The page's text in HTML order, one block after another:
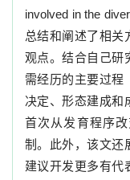
involved in the
总结和阐述了相关
观点。结合自己研
需经历的主要过程
决定、形态建成和
首次从发育程序
制。此外，该文还
建议开发更多有代